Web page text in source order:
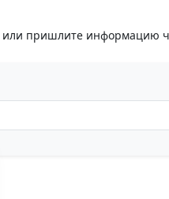
или пришлите информацию